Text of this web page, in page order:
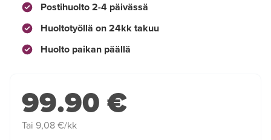
Postihuolto 2-4 päivässä
Huoltotyöllä on 24kk takuu
Huolto paikan päällä
99.90 €
Tai 9,08 €/kk